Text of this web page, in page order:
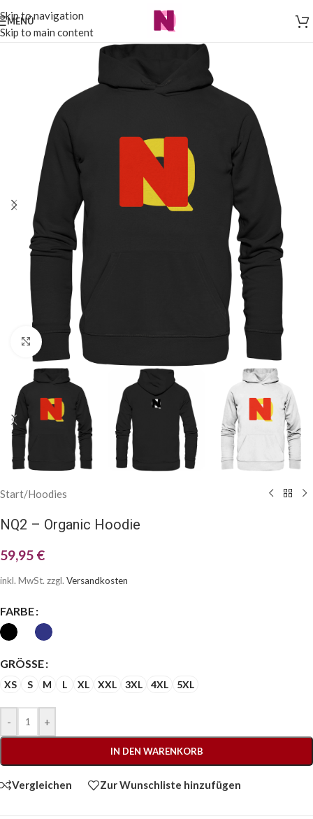
Skip to navigation
Skip to main content
MENÜ
Klick zum Vergrößern
Start/Hoodies
NQ2 – Organic Hoodie
59,95 €
inkl. MwSt. zzgl. Versandkosten
FARBE
GRÖSSE
XS S M L XL XXL 3XL 4XL 5XL
- +
IN DEN WARENKORB
Vergleichen Zur Wunschliste hinzufügen